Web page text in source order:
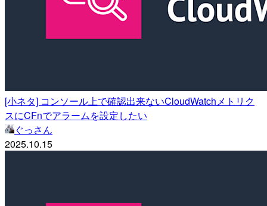
[小ネタ] コンソール上で確認出来ないCloudWatchメトリク
スにCFnでアラームを設定したい
ぐっさん
2025.10.15